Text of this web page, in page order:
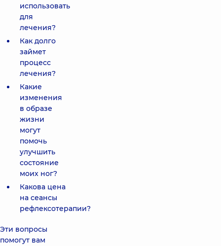
использовать
для
лечения?
Как долго
займет
процесс
лечения?
Какие
изменения
в образе
жизни
могут
помочь
улучшить
состояние
моих ног?
Какова цена
на сеансы
рефлексотерапии?
Эти вопросы
помогут вам